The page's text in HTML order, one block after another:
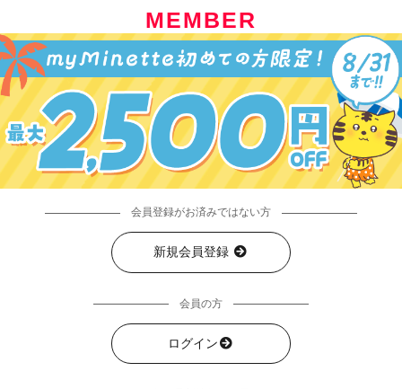
MEMBER
会員登録がお済みではない方
新規会員登録
会員の方
ログイン